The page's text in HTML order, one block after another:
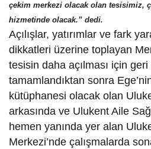
çekim merkezi olacak olan tesisimiz,
hizmetinde olacak.” dedi.
Açılışlar, yatırımlar ve fark
dikkatleri üzerine toplayan
tesisin daha açılması için geri
tamamlandıktan sonra
kütüphanesi olacak olan
arkasında ve Ulukent Aile
hemen yanında yer alan
Merkezi’nde çalışmalarda